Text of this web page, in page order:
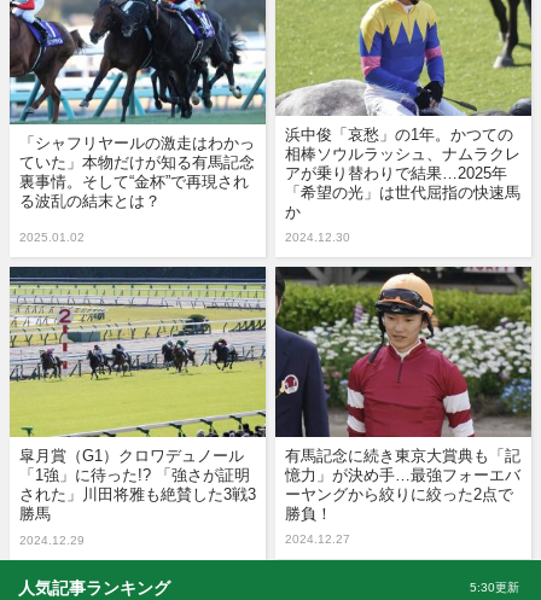
「シャフリヤールの激走はわかっ
ていた」本物だけが知る有馬記念
裏事情。そして“金杯”で再現され
る波乱の結末とは？
2025.01.02
浜中俊「哀愁」の1年。かつての
相棒ソウルラッシュ、ナムラクレ
アが乗り替わりで結果…2025年
「希望の光」は世代屈指の快速馬
か
2024.12.30
皐月賞（G1）クロワデュノール
「1強」に待った!? 「強さが証明
された」川田将雅も絶賛した3戦3
勝馬
2024.12.29
有馬記念に続き東京大賞典も「記
憶力」が決め手…最強フォーエバ
ーヤングから絞りに絞った2点で
勝負！
2024.12.27
人気記事ランキング 5:30更新